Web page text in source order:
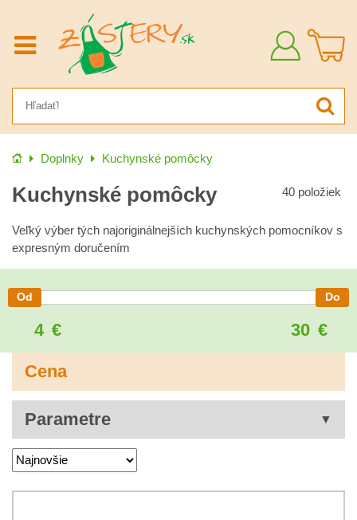
Prihlásiť
Úvod Doplnky Kuchynské pomôcky
Kuchynské pomôcky 40 položiek
Veľký výber tých najoriginálnejších kuchynských pomocníkov s
expresným doručením
4 € 30 €
Cena
Parametre